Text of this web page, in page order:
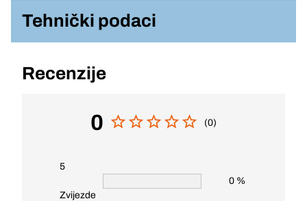
Tehnički podaci
Recenzije
0 (0)
5
Zvijezde
0 %